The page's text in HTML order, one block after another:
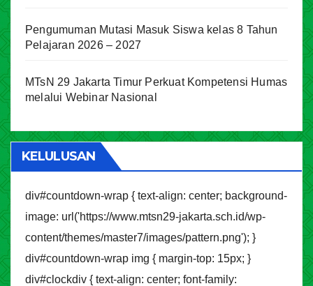
Pengumuman Mutasi Masuk Siswa kelas 8 Tahun
Pelajaran 2026 – 2027
MTsN 29 Jakarta Timur Perkuat Kompetensi Humas
melalui Webinar Nasional
KELULUSAN
div#countdown-wrap { text-align: center; background-
image: url('https://www.mtsn29-jakarta.sch.id/wp-
content/themes/master7/images/pattern.png'); }
div#countdown-wrap img { margin-top: 15px; }
div#clockdiv { text-align: center; font-family: